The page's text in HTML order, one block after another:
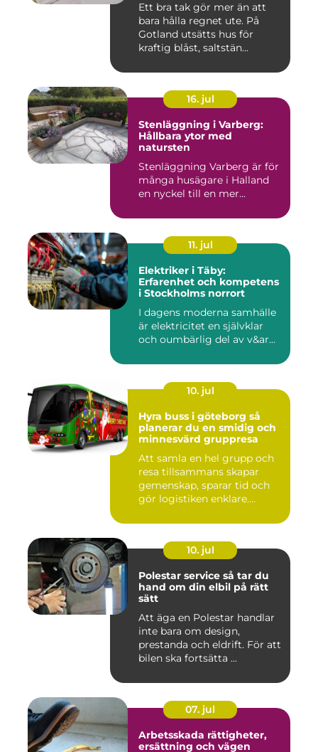
Ett bra tak gör mer än att
bara hålla regnet ute. På
Gotland utsätts hus för
kraftig blåst, saltstän...
16. jul
Stenläggning i Varberg:
Hållbara ytor med
natursten
Stenläggning Varberg är för
många husägare i Halland
en nyckel till en mer...
11. jul
Elektriker i Täby:
Erfarenhet och kompetens
i Stockholms norrort
I dagens moderna samhälle
är elektricitet en självklar
och oumbärlig del av v&ar...
10. jul
Hyra buss i göteborg så
planerar du en smidig och
minnesvärd gruppresa
Att samla en hel grupp och
resa tillsammans skapar
gemenskap, sparar tid och
gör logistiken enklare....
10. jul
Polestar service så tar du
hand om din elbil på rätt
sätt
Att äga en Polestar handlar
inte bara om design,
prestanda och eldrift. För att
bilen ska fortsätta ...
07. jul
Arbetsskada rättigheter,
ersättning och vägen